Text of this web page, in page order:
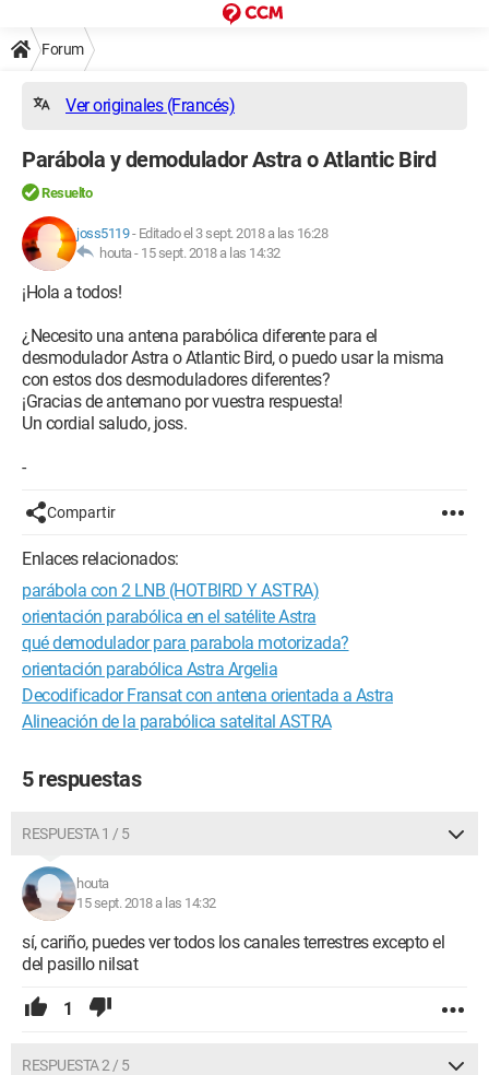
Forum
Ver originales (Francés)
Parábola y demodulador Astra o Atlantic Bird
Resuelto
joss5119- Editado el 3 sept. 2018 a las 16:28
houta - 15 sept. 2018 a las 14:32
¡Hola a todos!
¿Necesito una antena parabólica diferente para el
desmodulador Astra o Atlantic Bird, o puedo usar la misma
con estos dos desmoduladores diferentes?
¡Gracias de antemano por vuestra respuesta!
Un cordial saludo, joss.
-
Compartir
Enlaces relacionados:
parábola con 2 LNB (HOTBIRD Y ASTRA)
orientación parabólica en el satélite Astra
qué demodulador para parabola motorizada?
orientación parabólica Astra Argelia
Decodificador Fransat con antena orientada a Astra
Alineación de la parabólica satelital ASTRA
5 respuestas
RESPUESTA 1 / 5
houta
15 sept. 2018 a las 14:32
sí, cariño, puedes ver todos los canales terrestres excepto el
del pasillo nilsat
1
RESPUESTA 2 / 5